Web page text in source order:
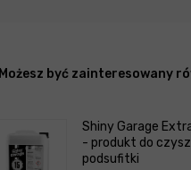
Możesz być zainteresowany
Shiny Garage
- produkt do
podsufitki